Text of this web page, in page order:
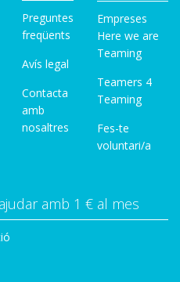
Preguntes
freqüents
Avís legal
Contacta
amb
nosaltres
Empreses
Here we are
Teaming
Teamers 4
Teaming
Fes-te
voluntari/a
amb 1 € al mes